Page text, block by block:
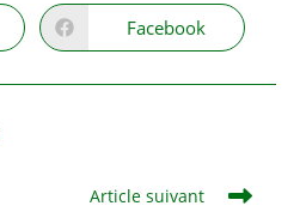
CONTENU
Ouvrir
dans
autre
Facebook
Article suivant